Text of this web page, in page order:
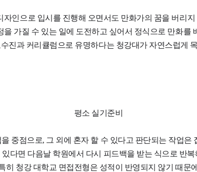
자인으로 입시를 진행해 오면서도 만화가의 꿈을 버리지
을 가질 수 있는 일에 도전하고 싶어서 정식으로 만화를
진과 커리큘럼으로 유명하다는 청강대가 자연스럽게
평소 실기준비
중점으로, 그 외에 혼자 할 수 있다고 판단되는 작업은
있다면 다음날 학원에서 다시 피드백을 받는 식으로 반복
히 청강 대학교 면접전형은 성적이 반영되지 않기 때문에